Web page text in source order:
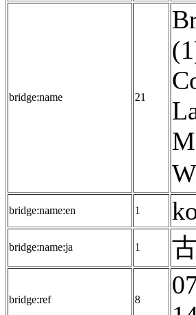
bridge:name 21
bridge:name:en 1
bridge:name:ja 1
bridge:ref 8